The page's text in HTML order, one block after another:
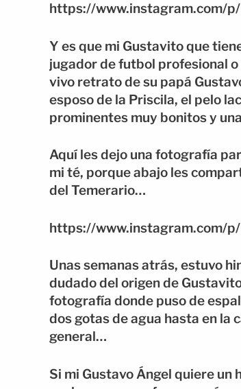
https://www.instagram.com/
Y es que mi Gustavito que
jugador de futbol profesional
vivo retrato de su papá
esposo de la Priscila, el pelo
prominentes muy bonitos y
Aquí les dejo una fotografía
mi té, porque abajo les
del Temerario…
https://www.instagram.com/
Unas semanas atrás, estuvo
dudado del origen de
fotografía donde puso de
dos gotas de agua hasta en la
general…
Si mi Gustavo Ángel quiere un